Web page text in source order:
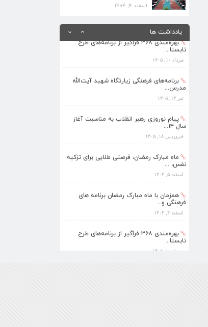
اسفند ۴, ۱۴۰۴
یادداشت ها
تابستا...
مرداد ۱۰, ۱۴۰۵
مدرس...
پیام نوروزی رهبر انقلاب به مناسبت آغاز
سال ۱۴...
ماه مبارک رمضان، فرصتی طلایی برای تزکیه
نفس، ...
همزمان با ماه مبارک رمضان برنامه های
فرهنگی و...
تابستا...
مدرس...